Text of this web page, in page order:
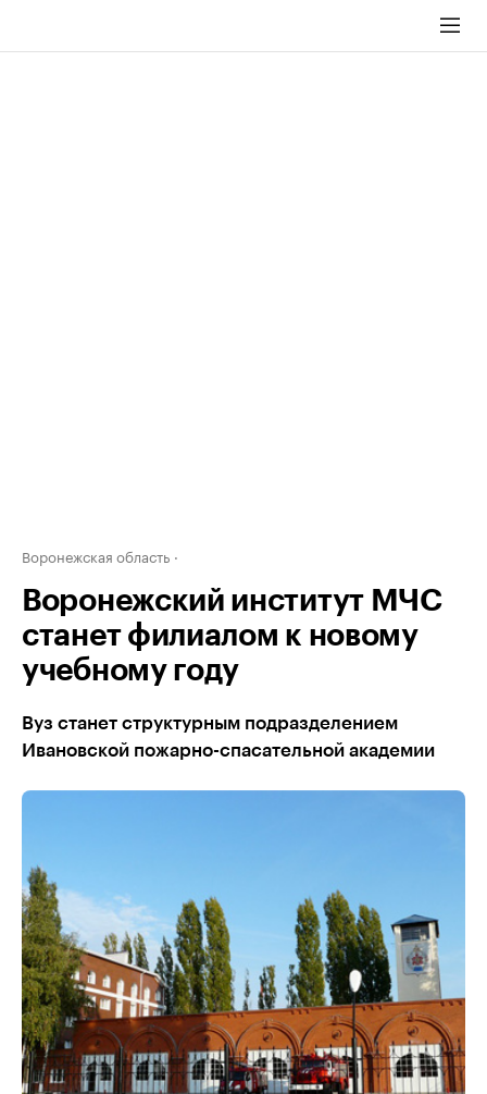
Воронежская область
Воронежский институт МЧС
станет филиалом к новому
учебному году
Вуз станет структурным подразделением
Ивановской пожарно-спасательной академии